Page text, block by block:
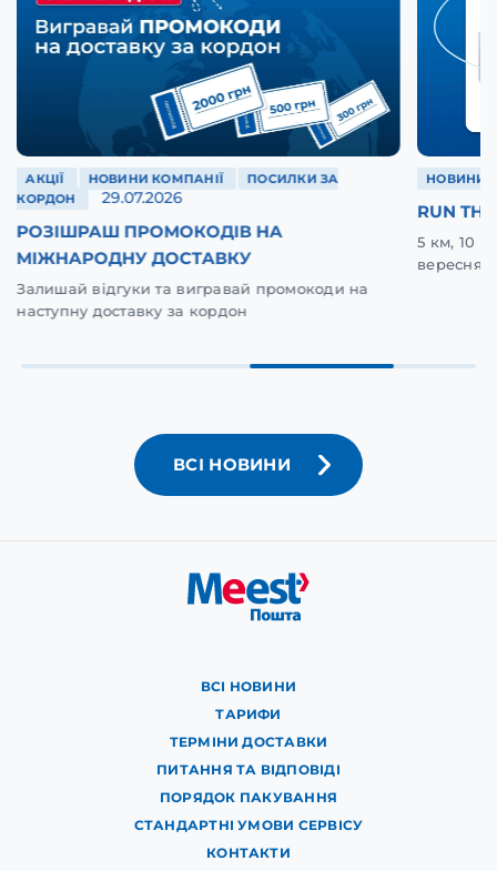
АКЦІЇ НОВИНИ КОМПАНІЇ
ПОСИЛКИ ЗА
КОРДОН
29.07.2026
РОЗІШРАШ ПРОМОКОДІВ НА
МІЖНАРОДНУ ДОСТАВКУ
Залишай відгуки та вигравай промокоди на
наступну доставку за кордон
НОВИНИ
RUN
5 км, 10
вересня
ВСІ НОВИНИ
ВСІ НОВИНИ
ТАРИФИ
ТЕРМІНИ ДОСТАВКИ
ПИТАННЯ ТА ВІДПОВІДІ
ПОРЯДОК ПАКУВАННЯ
СТАНДАРТНІ УМОВИ СЕРВІСУ
КОНТАКТИ